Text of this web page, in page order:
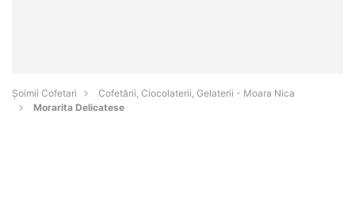
Șoimii Cofetari
Cofetării, Ciocolaterii, Gelaterii - Moara Nica
Morarita Delicatese